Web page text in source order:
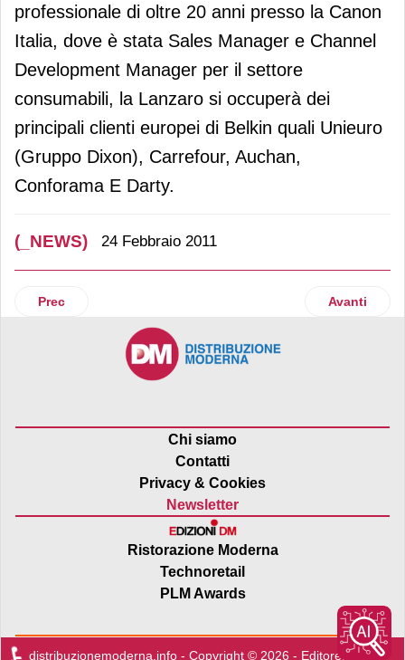
professionale di oltre 20 anni presso la Canon
Italia, dove è stata Sales Manager e Channel
Development Manager per il settore
consumabili, la Lanzaro si occuperà dei
principali clienti europei di Belkin quali Unieuro
(Gruppo Dixon), Carrefour, Auchan,
Conforama E Darty.
(_NEWS) 24 Febbraio 2011
Articolo precedente: NCR Corporation presenta gli NCR
Prec Articolo
Avanti
Chi siamo
Contatti
Privacy & Cookies
Newsletter
Ristorazione Moderna
Technoretail
PLM Awards
distribuzionemoderna.info - Copyright © 2026 - Editore:Edra